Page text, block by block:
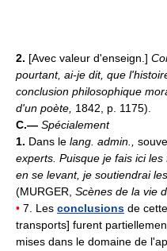
2. [Avec valeur d'enseign.]
pourtant, ai-je dit, que
conclusion philosophique
d'un poète, 1842, p. 1175).
C.— Spécialement
1. Dans le lang. admin.,
experts. Puisque je fais ici
en se levant, je soutiendrai
(MURGER, Scènes de la vie
• 7. Les conclusions de
transports] furent
mises dans le domaine de